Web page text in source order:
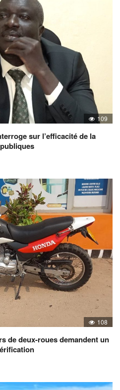
109
sur l’efficacité de la
108
de deux-roues demandent un